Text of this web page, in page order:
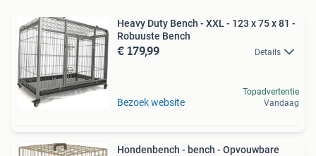
Heavy Duty Bench - XXL - 123 x 75 x 81 -
Robuuste Bench
€ 179,99 Details
Bezoek website
Topadvertentie
Vandaag
Hondenbench - bench - Opvouwbare